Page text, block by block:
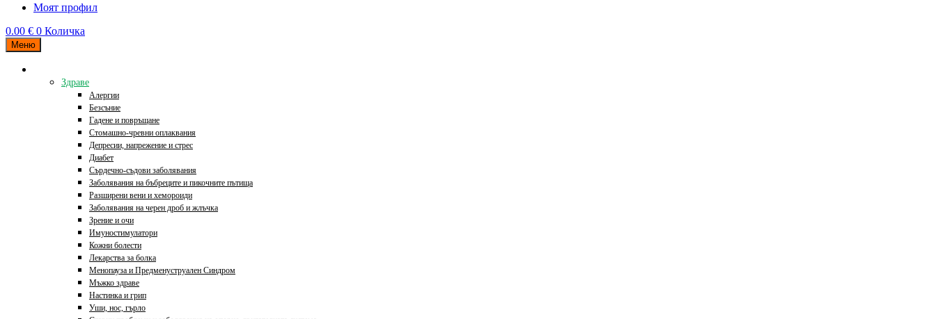
Моят профил
0.00 € 0 Количка
Меню
Здраве
Алергии
Безсъние
Гадене и повръщане
Стомашно-чревни оплаквания
Депресии, напрежение и стрес
Диабет
Сърдечно-съдови заболявания
Заболявания на бъбреците и пикочните пътища
Разширени вени и хемороиди
Заболявания на черен дроб и жлъчка
Зрение и очи
Имуностимулатори
Кожни болести
Лекарства за болка
Менопауза и Предменуструален Синдром
Мъжко здраве
Настинка и грип
Уши, нос, гърло